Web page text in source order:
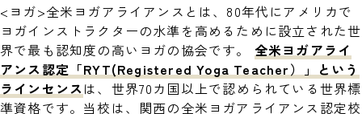
<ヨガ>全米ヨガアライアンスとは、80年代にアメリカで
ヨガインストラクターの水準を高めるために設立された世
界で最も認知度の高いヨガの協会です。 全米ヨガアライ
アンス認定「RYT(Registered Yoga Teacher）」という
ラインセンスは、世界70カ国以上で認められている世界標
準資格です。当校は、関西の全米ヨガアライアンス認定校